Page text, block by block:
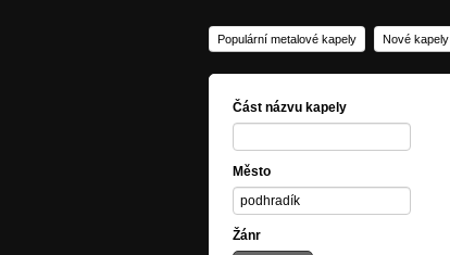
Populární metalové kapely Nové kapely
Část názvu kapely
Město
Žánr